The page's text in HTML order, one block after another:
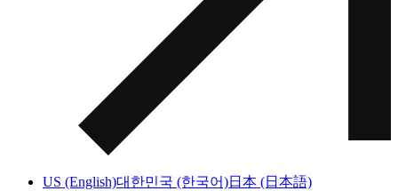
US (English)대한민국 (한국어)日本 (日本語)